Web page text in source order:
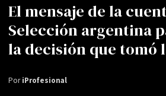
El mensaje de la
Selección argentina
la decisión que tomó
PoriProfesional